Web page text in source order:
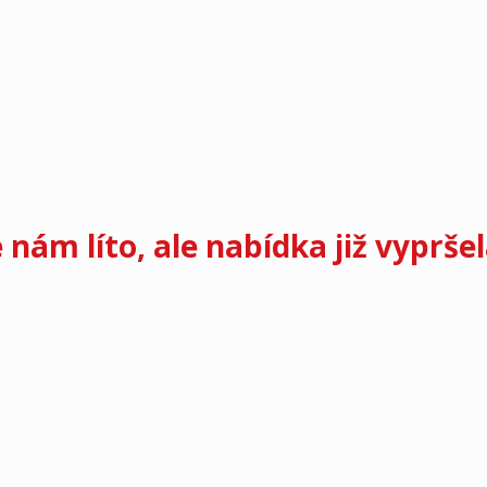
nám líto, ale nabídka již